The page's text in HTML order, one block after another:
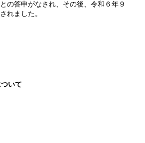
の答申がなされ、その後、令和６年９
れました。
いて